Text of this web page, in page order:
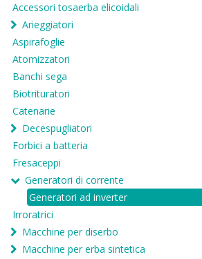
Accessori tosaerba elicoidali
Arieggiatori
Aspirafoglie
Atomizzatori
Banchi sega
Biotrituratori
Catenarie
Decespugliatori
Forbici a batteria
Fresaceppi
Generatori di corrente
Generatori ad inverter
Irroratrici
Macchine per diserbo
Macchine per erba sintetica